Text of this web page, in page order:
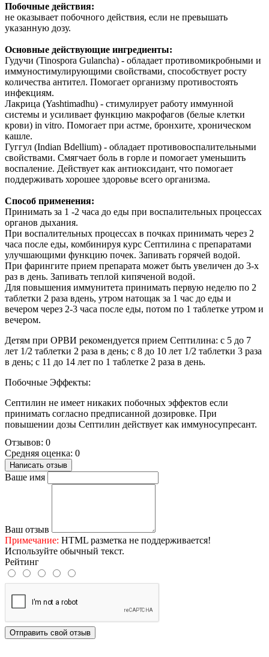
Побочные действия:
не оказывает побочного действия, если не превышать
указанную дозу.
Основные действующие ингредиенты:
Гудучи (Tinospora Gulancha) - обладает противомикробными и
иммуностимулирующими свойствами, способствует росту
количества антител. Помогает организму противостоять
инфекциям.
Лакрица (Yashtimadhu) - стимулирует работу иммунной
системы и усиливает функцию макрофагов (белые клетки
крови) in vitro. Помогает при астме, бронхите, хроническом
кашле.
Гуггул (Indian Bdellium) - обладает противовоспалительными
свойствами. Смягчает боль в горле и помогает уменьшить
воспаление. Действует как антиоксидант, что помогает
поддерживать хорошее здоровье всего организма.
Способ применения:
Принимать за 1 -2 часа до еды при воспалительных процессах
органов дыхания.
При воспалительных процессах в почках принимать через 2
часа после еды, комбинируя курс Септилина с препаратами
улучшающими функцию почек. Запивать горячей водой.
При фарингите прием препарата может быть увеличен до 3-х
раз в день. Запивать теплой кипяченой водой.
Для повышения иммунитета принимать первую неделю по 2
таблетки 2 раза вдень, утром натощак за 1 час до еды и
вечером через 2-3 часа после еды, потом по 1 таблетке утром и
вечером.
Детям при ОРВИ рекомендуется прием Септилина: с 5 до 7
лет 1/2 таблетки 2 раза в день; с 8 до 10 лет 1/2 таблетки 3 раза
в день; с 11 до 14 лет по 1 таблетке 2 раза в день.
Побочные Эффекты:
Септилин не имеет никаких побочных эффектов если
принимать согласно предписанной дозировке. При
повышении дозы Септилин действует как иммуносупресант.
Отзывов: 0
Средняя оценка: 0
Написать отзыв
Ваше имя
Ваш отзыв
Примечание: HTML разметка не поддерживается!
Используйте обычный текст.
Рейтинг
Отправить свой отзыв